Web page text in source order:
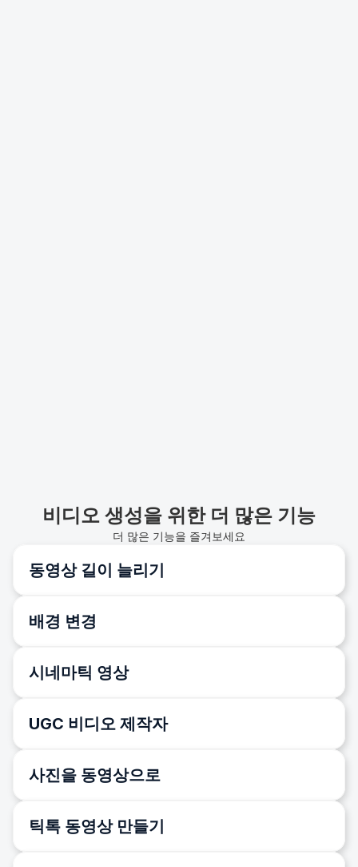
비디오 생성을 위한 더 많은 기능
더 많은 기능을 즐겨보세요
동영상 길이 늘리기
배경 변경
시네마틱 영상
UGC 비디오 제작자
사진을 동영상으로
틱톡 동영상 만들기